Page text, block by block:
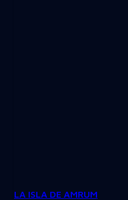
LA ISLA DE AMRUM